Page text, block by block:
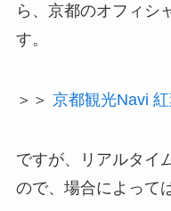
ら、京都のオフィシ
す。
＞＞ 京都観光Navi
ですが、リアルタイ
ので、場合によって